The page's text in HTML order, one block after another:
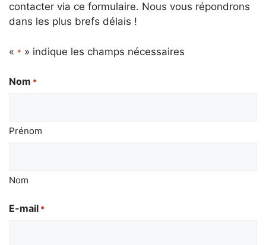
contacter via ce formulaire. Nous vous répondrons
dans les plus brefs délais !
« * » indique les champs nécessaires
Nom *
Prénom
Nom
E-mail *